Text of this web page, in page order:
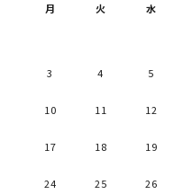
月
火 水
3 4 5
10 11 12
17 18 19
24 25 26